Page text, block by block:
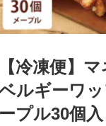
【冷凍便】
ルギーワ
ープル30個